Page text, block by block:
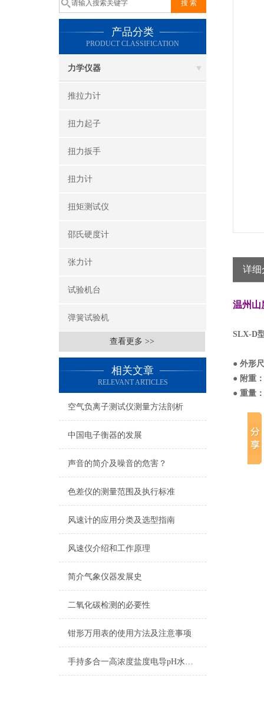
产品分类
PRODUCT CLASSIFICATION
力学仪器
推拉力计
扭力起子
扭力扳手
扭力计
扭矩测试仪
邵氏硬度计
张力计
试验机台
弹簧试验机
查看更多 >>
相关文章
RELEVANT ARTICLES
空气负离子测试仪测量方法剖析
中国电子衡器的发展
声音的简介及噪音的危害？
色差仪的测量范围及执行标准
风速计的应用分类及选型指南
风速仪介绍和工作原理
简介气象仪器发展史
二氧化碳检测的必要性
钳形万用表的使用方法及注意事项
手持多合一高浓度盐度电导pH水质检测笔
详细
温州山
SLX-D
● 外形
● 附重
● 重量